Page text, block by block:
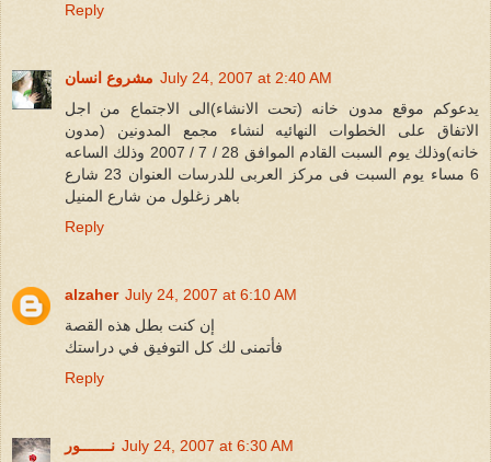
Reply
مشروع انسان July 24, 2007 at 2:40 AM
يدعوكم موقع مدون خانه (تحت الانشاء)الى الاجتماع من اجل
الاتفاق على الخطوات النهائيه لنشاء مجمع المدونين (مدون
خانه)وذلك يوم السبت القادم الموافق 28 / 7 / 2007 وذلك الساعه
6 مساء يوم السبت فى مركز العربى للدرسات العنوان 23 شارع
باهر زغلول من شارع المنيل
Reply
alzaher July 24, 2007 at 6:10 AM
إن كنت بطل هذه القصة
فأتمنى لك كل التوفيق في دراستك
Reply
نـــــــور July 24, 2007 at 6:30 AM